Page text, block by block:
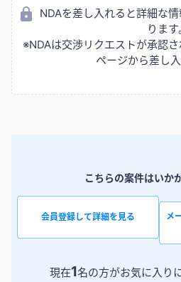
NDAを差し入れると詳細な
ります。
※NDAは交渉リクエストが承認
ページから差し入
こちらの案件はいか
会員登録して詳細を見る
メ
現在1名の方がお気に入り